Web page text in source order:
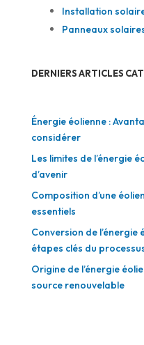
Installation
Panneaux
DERNIERS ARTICLES
Énergie éolienne :
considérer
Les limites de l’énergie
d’avenir
Composition d’une
essentiels
Conversion de l’énergie
étapes clés du
Origine de l’énergie
source renouvelable